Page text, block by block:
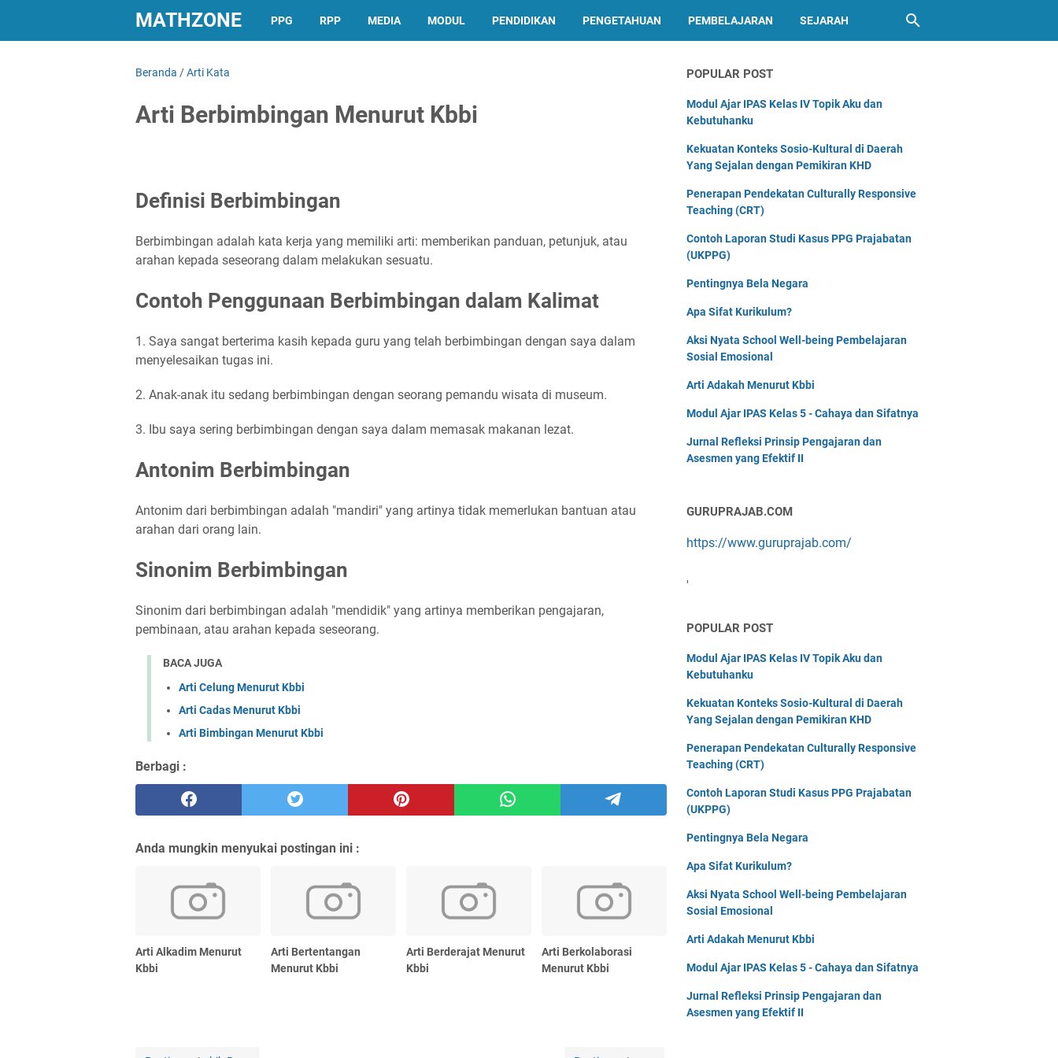
MATHZONE PPG RPP MEDIA MODUL PENDIDIKAN PENGETAHUAN PEMBELAJARAN SEJARAH
Beranda /Arti Kata
Arti Berbimbingan Menurut Kbbi
Definisi Berbimbingan
Berbimbingan adalah kata kerja yang memiliki arti: memberikan panduan, petunjuk, atau
arahan kepada seseorang dalam melakukan sesuatu.
Contoh Penggunaan Berbimbingan dalam Kalimat
1. Saya sangat berterima kasih kepada guru yang telah berbimbingan dengan saya dalam
menyelesaikan tugas ini.
2. Anak-anak itu sedang berbimbingan dengan seorang pemandu wisata di museum.
3. Ibu saya sering berbimbingan dengan saya dalam memasak makanan lezat.
Antonim Berbimbingan
Antonim dari berbimbingan adalah "mandiri" yang artinya tidak memerlukan bantuan atau
arahan dari orang lain.
Sinonim Berbimbingan
Sinonim dari berbimbingan adalah "mendidik" yang artinya memberikan pengajaran,
pembinaan, atau arahan kepada seseorang.
BACA JUGA
Arti Celung Menurut Kbbi
Arti Cadas Menurut Kbbi
Arti Bimbingan Menurut Kbbi
Berbagi :
Anda mungkin menyukai postingan ini :
Arti Alkadim Menurut
Kbbi
Arti Bertentangan
Menurut Kbbi
Arti Berderajat Menurut
Kbbi
Arti Berkolaborasi
Menurut Kbbi
POPULAR POST
Modul Ajar IPAS Kelas IV Topik Aku dan
Kebutuhanku
Kekuatan Konteks Sosio-Kultural di Daerah
Yang Sejalan dengan Pemikiran KHD
Penerapan Pendekatan Culturally Responsive
Teaching (CRT)
Contoh Laporan Studi Kasus PPG Prajabatan
(UKPPG)
Pentingnya Bela Negara
Apa Sifat Kurikulum?
Aksi Nyata School Well-being Pembelajaran
Sosial Emosional
Arti Adakah Menurut Kbbi
Modul Ajar IPAS Kelas 5 - Cahaya dan Sifatnya
Jurnal Refleksi Prinsip Pengajaran dan
Asesmen yang Efektif II
GURUPRAJAB.COM
https://www.guruprajab.com/
'
POPULAR POST
Modul Ajar IPAS Kelas IV Topik Aku dan
Kebutuhanku
Kekuatan Konteks Sosio-Kultural di Daerah
Yang Sejalan dengan Pemikiran KHD
Penerapan Pendekatan Culturally Responsive
Teaching (CRT)
Contoh Laporan Studi Kasus PPG Prajabatan
(UKPPG)
Pentingnya Bela Negara
Apa Sifat Kurikulum?
Aksi Nyata School Well-being Pembelajaran
Sosial Emosional
Arti Adakah Menurut Kbbi
Modul Ajar IPAS Kelas 5 - Cahaya dan Sifatnya
Jurnal Refleksi Prinsip Pengajaran dan
Asesmen yang Efektif II